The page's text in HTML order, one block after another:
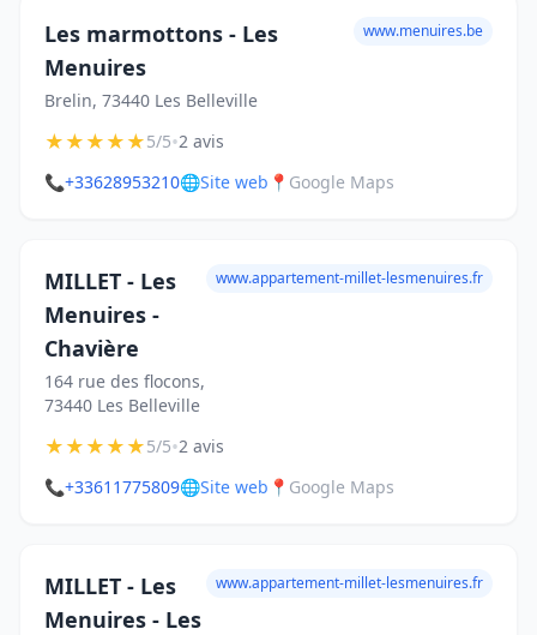
Les marmottons - Les
Menuires
Brelin, 73440 Les Belleville
www.menuires.be
★★★★★5/5•2 avis
📞+33628953210🌐Site web 📍 Google Maps
MILLET - Les
Menuires -
Chavière
164 rue des flocons,
73440 Les Belleville
www.appartement-millet-lesmenuires.fr
★★★★★5/5•2 avis
📞+33611775809🌐Site web 📍 Google Maps
MILLET - Les
Menuires - Les
www.appartement-millet-lesmenuires.fr